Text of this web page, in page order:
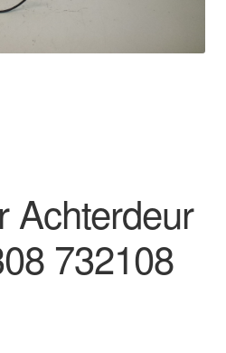
Achterdeur
732108